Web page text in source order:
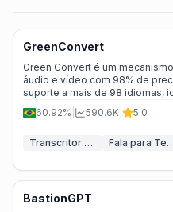
GreenConvert
Green Convert é um
áudio e vídeo com 98% de
suporte a mais de 98 idiomas,
que buscam uma solução
60.92% 590.6K 5.0
Transcritor de IA Fala
BastionGPT